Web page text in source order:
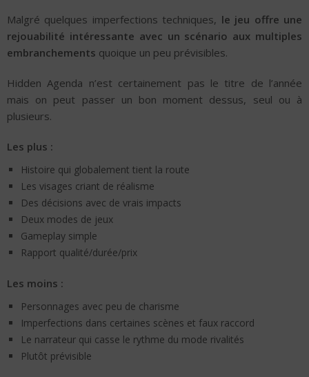
Malgré quelques imperfections techniques, le jeu offre une
rejouabilité intéressante avec un scénario aux multiples
embranchements quoique un peu prévisibles.
Hidden Agenda n’est certainement pas le titre de l’année
mais on peut passer un bon moment dessus, seul ou à
plusieurs.
Les plus :
Histoire qui globalement tient la route
Les visages criant de réalisme
Des décisions avec de vrais impacts
Deux modes de jeux
Gameplay simple
Rapport qualité/durée/prix
Les moins :
Personnages avec peu de charisme
Imperfections dans certaines scènes et faux raccord
Le narrateur qui casse le rythme du mode rivalités
Plutôt prévisible